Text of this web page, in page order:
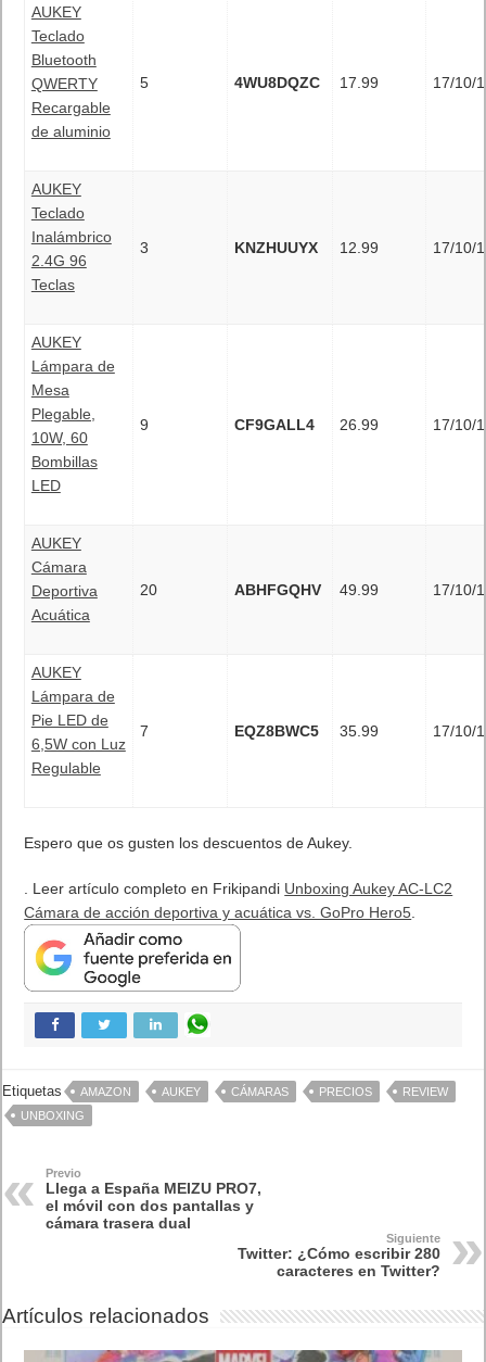
AUKEY
Teclado
Bluetooth
QWERTY
Recargable
de aluminio
5 4WU8DQZC 17.99 17/10/
AUKEY
Teclado
Inalámbrico
2.4G 96
Teclas
3 KNZHUUYX 12.99 17/10/
AUKEY
Lámpara de
Mesa
Plegable,
10W, 60
Bombillas
LED
9 CF9GALL4 26.99 17/10/
AUKEY
Cámara
Deportiva
Acuática
20 ABHFGQHV 49.99 17/10/
AUKEY
Lámpara de
Pie LED de
6,5W con Luz
Regulable
7 EQZ8BWC5 35.99 17/10/
Espero que os gusten los descuentos de Aukey.
. Leer artículo completo en Frikipandi Unboxing Aukey AC-LC2
Cámara de acción deportiva y acuática vs. GoPro Hero5
Etiquetas AMAZON AUKEY CÁMARAS PRECIOS
REVIEW
UNBOXING
Previo
Llega a España MEIZU PRO7,
el móvil con dos pantallas y
cámara trasera dual
Siguiente
Twitter: ¿Cómo escribir 280
caracteres en Twitter?
Artículos relacionados